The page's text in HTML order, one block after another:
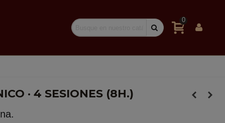
0
· 4 SESIONES (8H.)